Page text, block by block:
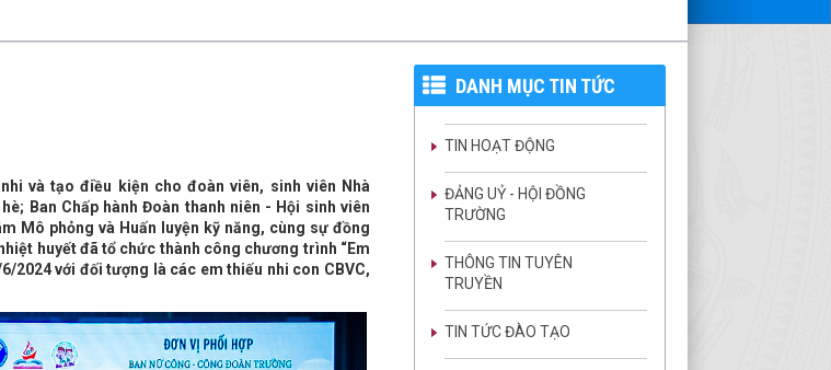
và tạo điều kiện cho đoàn viên, sinh viên Nhà
Ban Chấp hành Đoàn thanh niên - Hội sinh viên
Mô phỏng và Huấn luyện kỹ năng, cùng sự đồng
huyết đã tổ chức thành công chương trình “Em
2024 với đối tượng là các em thiếu nhi con CBVC,
DANH MỤC TIN TỨC
TIN HOẠT ĐỘNG
ĐẢNG UỶ - HỘI ĐỒNG
TRƯỜNG
THÔNG TIN TUYÊN
TRUYỀN
TIN TỨC ĐÀO TẠO